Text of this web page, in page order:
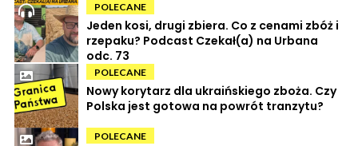
POLECANE
Jeden kosi, drugi zbiera. Co z cenami zbóż i
rzepaku? Podcast Czekał(a) na Urbana
odc. 73
POLECANE
Nowy korytarz dla ukraińskiego zboża. Czy
Polska jest gotowa na powrót tranzytu?
POLECANE